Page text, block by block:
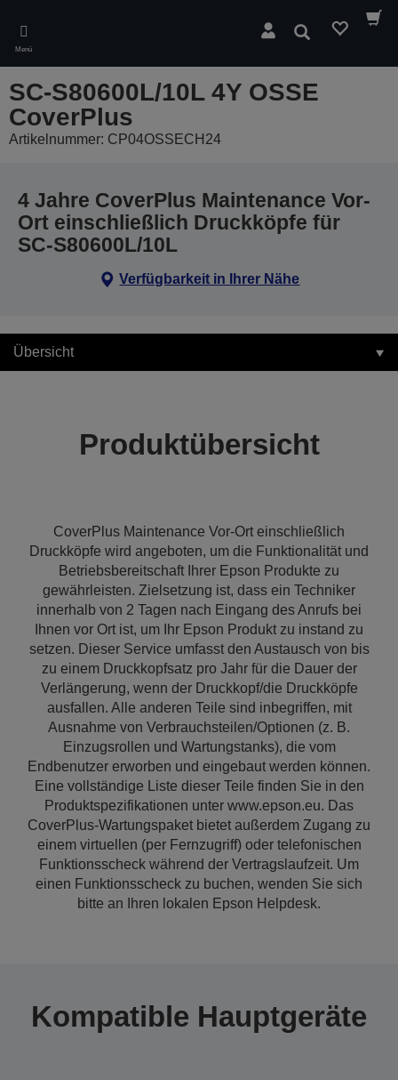
main
content
Menü
Suchen
SC-S80600L/10L 4Y OSSE
CoverPlus
Artikelnummer: CP04OSSECH24
4 Jahre CoverPlus Maintenance Vor-
Ort einschließlich Druckköpfe für
SC-S80600L/10L
Verfügbarkeit in Ihrer Nähe
Übersicht
Produktübersicht
CoverPlus Maintenance Vor-Ort einschließlich
Druckköpfe wird angeboten, um die Funktionalität und
Betriebsbereitschaft Ihrer Epson Produkte zu
gewährleisten. Zielsetzung ist, dass ein Techniker
innerhalb von 2 Tagen nach Eingang des Anrufs bei
Ihnen vor Ort ist, um Ihr Epson Produkt zu instand zu
setzen. Dieser Service umfasst den Austausch von bis
zu einem Druckkopfsatz pro Jahr für die Dauer der
Verlängerung, wenn der Druckkopf/die Druckköpfe
ausfallen. Alle anderen Teile sind inbegriffen, mit
Ausnahme von Verbrauchsteilen/Optionen (z. B.
Einzugsrollen und Wartungstanks), die vom
Endbenutzer erworben und eingebaut werden können.
Eine vollständige Liste dieser Teile finden Sie in den
Produktspezifikationen unter www.epson.eu. Das
CoverPlus-Wartungspaket bietet außerdem Zugang zu
einem virtuellen (per Fernzugriff) oder telefonischen
Funktionsscheck während der Vertragslaufzeit. Um
einen Funktionsscheck zu buchen, wenden Sie sich
bitte an Ihren lokalen Epson Helpdesk.
Kompatible Hauptgeräte